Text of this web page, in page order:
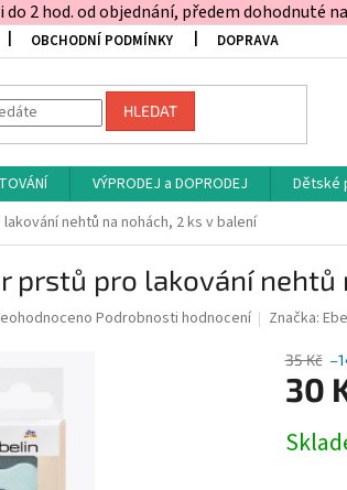
do 2 hod. od objednání, předem dohodnuté
OBCHODNÍ PODMÍNKY DOPRAVA
HLEDAT
VÝPRODEJ a DOPRODEJ Dětské
nehtů na nohách, 2 ks v balení
prstů pro lakování nehtů
Podrobnosti hodnocení Značka:
35 Kč
30
cena: